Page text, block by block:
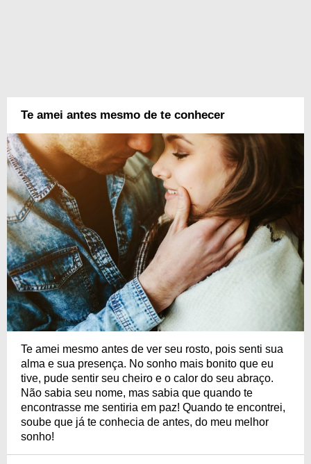
Te amei antes mesmo de te conhecer
Te amei mesmo antes de ver seu rosto, pois senti sua
alma e sua presença. No sonho mais bonito que eu
tive, pude sentir seu cheiro e o calor do seu abraço.
Não sabia seu nome, mas sabia que quando te
encontrasse me sentiria em paz! Quando te encontrei,
soube que já te conhecia de antes, do meu melhor
sonho!